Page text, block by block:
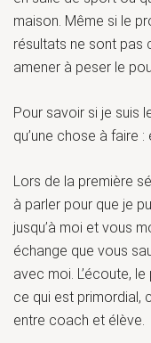
maison. Même si le
résultats ne sont pas
amener à peser le
Pour savoir si je suis
qu’une chose à faire :
Lors de la première
à parler pour que je
jusqu’à moi et vous
échange que vous
avec moi. L’écoute,
ce qui est primordial,
entre coach et élève.